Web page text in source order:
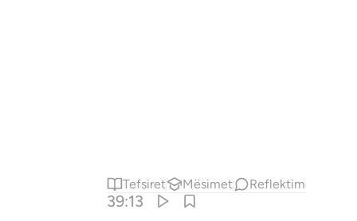
Tefsiret Mësimet Reflektime
39:13